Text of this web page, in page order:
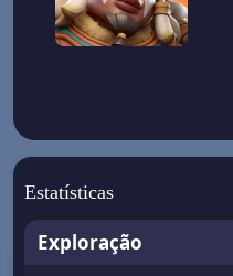
Estatísticas
Exploração